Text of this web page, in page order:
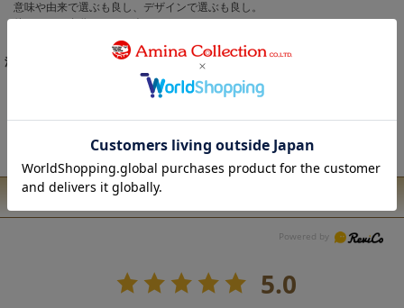
意味や由来で選ぶも良し、デザインで選ぶも良し。
iPhone13/14/15対応。
注意事項
こちらの商品は職人による手作りとなります。 ◆生地の取り方により1点1点
柄の出方・配置、形や色に誤差が生じる場合があります。 ◆オンラインショ
が生じる場合がございます。
ユーザーレビュー
5.0